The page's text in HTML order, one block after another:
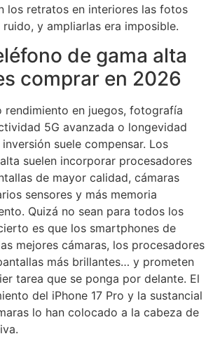
los retratos en interiores las fotos
y ampliarlas era imposible.
de gama alta
comprar en 2026
rendimiento en juegos, fotografía
5G avanzada o longevidad
suele compensar. Los
suelen incorporar procesadores
de mayor calidad, cámaras
sensores y más memoria
Quizá no sean para todos los
es que los smartphones de
mejores cámaras, los procesadores
más brillantes… y prometen
tarea que se ponga por delante. El
del iPhone 17 Pro y la sustancial
lo han colocado a la cabeza de